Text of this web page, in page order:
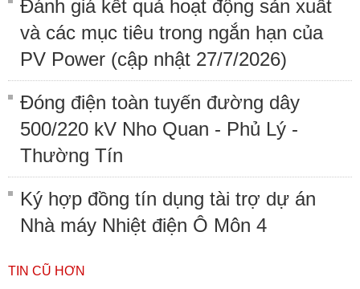
Đánh giá kết quả hoạt động sản xuất
và các mục tiêu trong ngắn hạn của
PV Power (cập nhật 27/7/2026)
Đóng điện toàn tuyến đường dây
500/220 kV Nho Quan - Phủ Lý -
Thường Tín
Ký hợp đồng tín dụng tài trợ dự án
Nhà máy Nhiệt điện Ô Môn 4
TIN CŨ HƠN